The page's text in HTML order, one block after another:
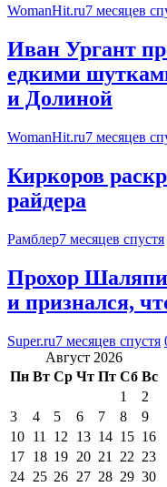
WomanHit.ru7 месяцев
Иван Ургант
едкими
и Долиной
WomanHit.ru7 месяцев
Киркоров
райдера
Рамблер7 месяцев спустя
Прохор
и признался,
Super.ru7 месяцев спустя
Август 2026
Пн Вт Ср Чт Пт Сб Вс
1
2
3
4 5 6 7 8
9
10 11 12 13 14 15 16
17 18 19 20 21 22 23
24 25 26 27 28 29 30